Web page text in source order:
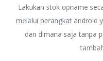
Lakukan stok opname
melalui perangkat android
dan dimana saja tanpa